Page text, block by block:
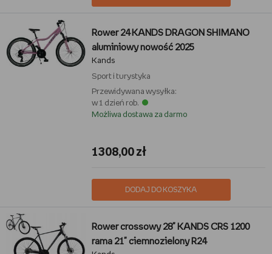
Rower 24 KANDS DRAGON SHIMANO
aluminiowy nowość 2025
Kands
Sport i turystyka
Przewidywana wysyłka:
w 1 dzień rob.
Możliwa dostawa za darmo
1308,00 zł
DODAJ DO KOSZYKA
Rower crossowy 28" KANDS CRS 1200
rama 21" ciemnozielony R24